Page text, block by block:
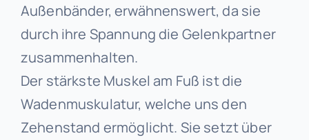
Außenbänder, erwähnenswert, da sie
durch ihre Spannung die Gelenkpartner
zusammenhalten.
Der stärkste Muskel am Fuß ist die
Wadenmuskulatur, welche uns den
Zehenstand ermöglicht. Sie setzt über